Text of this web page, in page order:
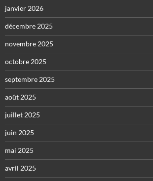
janvier 2026
décembre 2025
novembre 2025
octobre 2025
septembre 2025
août 2025
juillet 2025
juin 2025
mai 2025
avril 2025